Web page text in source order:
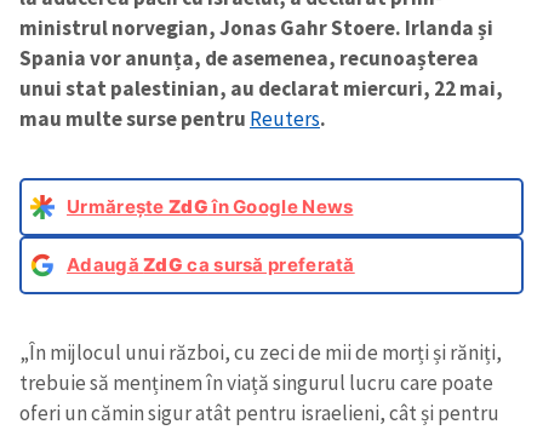
ministrul norvegian, Jonas Gahr Stoere. Irlanda și
Spania vor anunța, de asemenea, recunoașterea
unui stat palestinian, au declarat miercuri, 22 mai,
mau multe surse pentru Reuters.
Urmărește ZdGîn Google News
AdaugăZdG ca sursă preferată
„În mijlocul unui război, cu zeci de mii de morți și răniți,
trebuie să menținem în viață singurul lucru care poate
oferi un cămin sigur atât pentru israelieni, cât și pentru